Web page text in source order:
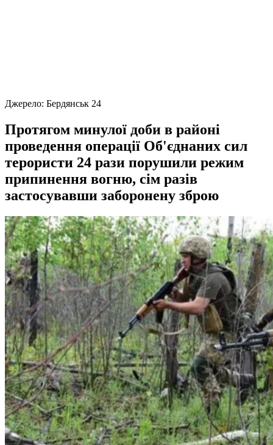
Джерело: Бердянськ 24
Протягом минулої доби в районі
проведення операції Об'єднаних сил
терористи 24 рази порушили режим
припинення вогню, сім разів
застосувавши заборонену зброю